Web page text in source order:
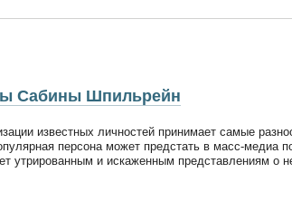
Сабины Шпильрейн
известных личностей принимает самые
персона может предстать в масс-медиа
утрированным и искаженным представлениям о